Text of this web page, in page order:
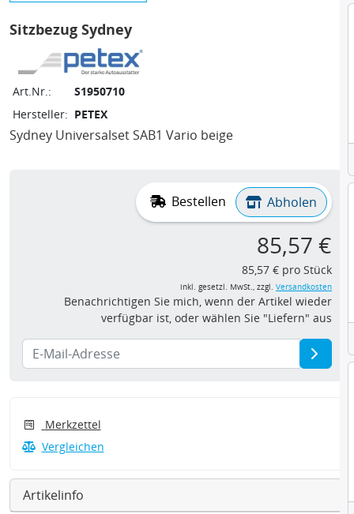
Sitzbezug Sydney
Art.Nr.:
S1950710
Hersteller: PETEX
Sydney Universalset SAB1 Vario beige
Bestellen Abholen
85,57 €
85,57 € pro Stück
inkl. gesetzl. MwSt., zzgl. Versandkosten
Benachrichtigen Sie mich, wenn der Artikel wieder
verfügbar ist, oder wählen Sie "Liefern" aus
Merkzettel
Vergleichen
Artikelinfo